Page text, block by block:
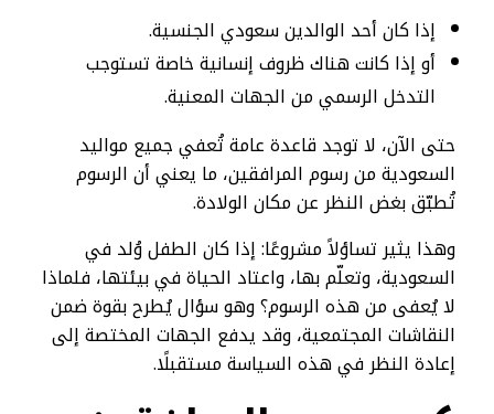
إذا كان أحد الوالدين سعودي الجنسية.
أو إذا كانت هناك ظروف إنسانية خاصة تستوجب
التدخل الرسمي من الجهات المعنية.
حتى الآن، لا توجد قاعدة عامة تُعفي جميع مواليد
السعودية من رسوم المرافقين، ما يعني أن الرسوم
تُطبّق بغض النظر عن مكان الولادة.
وهذا يثير تساؤلاً مشروعًا: إذا كان الطفل وُلد في
السعودية، وتعلّم بها، واعتاد الحياة في بيئتها، فلماذا
لا يُعفى من هذه الرسوم؟ وهو سؤال يُطرح بقوة ضمن
النقاشات المجتمعية، وقد يدفع الجهات المختصة إلى
إعادة النظر في هذه السياسة مستقبلًا.